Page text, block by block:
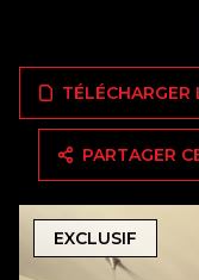
TÉLÉCHARGER
PARTAGER
EXCLUSIF